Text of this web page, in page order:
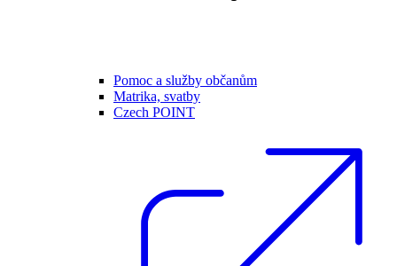
Pomoc a služby občanům
Matrika, svatby
Czech POINT